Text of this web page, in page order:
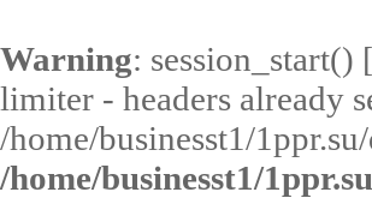
Warning: session_start() [
limiter - headers already
/home/businesst1/
/home/businesst1/